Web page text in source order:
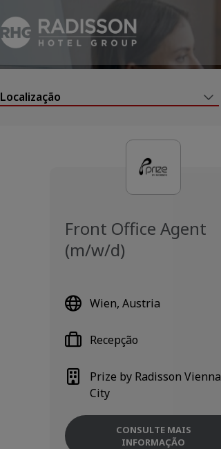
Localização
Front Office Agent
(m/w/d)
Wien, Austria
Prize by Radisson Vienna
City
Recepção
CONSULTE MAIS
INFORMAÇÃO